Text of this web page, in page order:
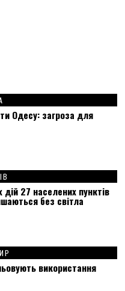
Одесу: загроза для
27 населених пунктів
без світла
використання